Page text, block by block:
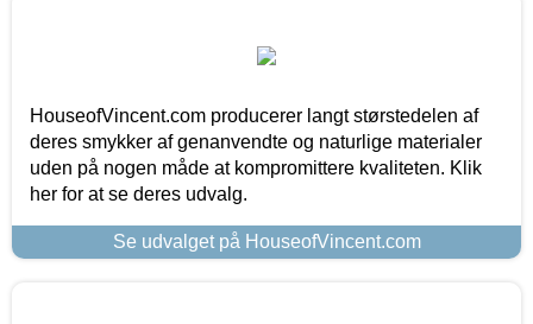
HouseofVincent.com producerer langt størstedelen af
deres smykker af genanvendte og naturlige materialer
uden på nogen måde at kompromittere kvaliteten. Klik
her for at se deres udvalg.
Se udvalget på HouseofVincent.com